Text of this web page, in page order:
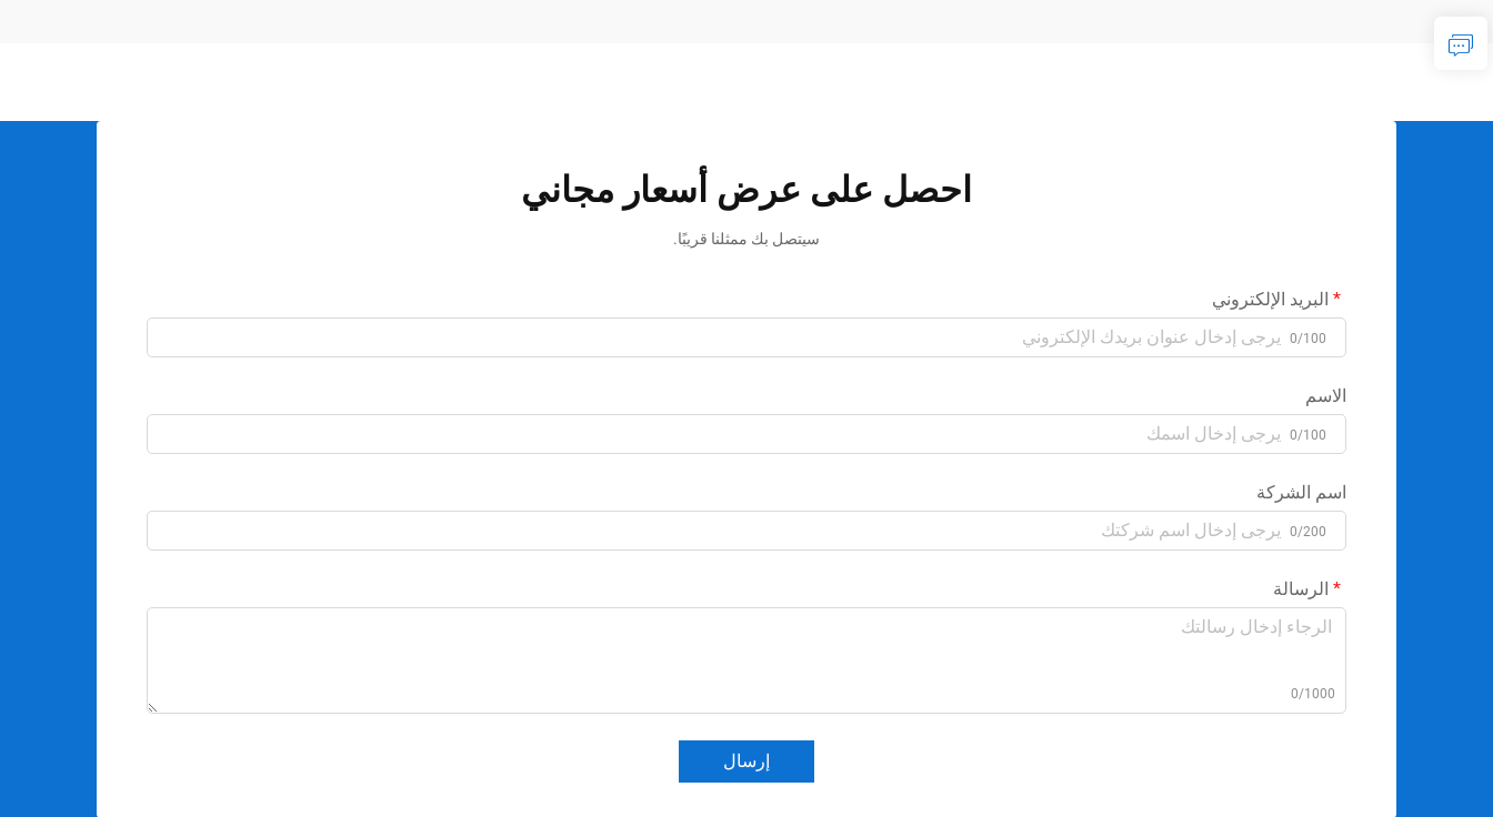
احصل على عرض أسعار مجاني
سيتصل بك ممثلنا قريبًا.
البريد الإلكتروني
0/100
الاسم
0/100
اسم الشركة
0/200
الرسالة
0/1000
إرسال